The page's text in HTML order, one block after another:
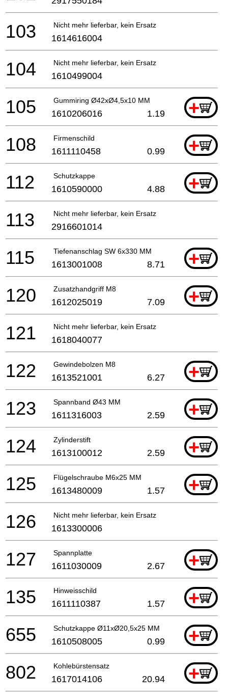
Nicht mehr lieferbar, kein Ersatz
103 1614616004
Nicht mehr lieferbar, kein Ersatz
104 1610499004
Gummiring Ø42xØ4,5x10 MM +
105 1610206016 1.19
Firmenschild +
108 1611110458 0.99
Schutzkappe +
112 1610590000 4.88
Nicht mehr lieferbar, kein Ersatz
113 2916601014
Tiefenanschlag SW 6x330 MM +
115 1613001008 8.71
Zusatzhandgriff M8 +
120 1612025019 7.09
Nicht mehr lieferbar, kein Ersatz
121 1618040077
Gewindebolzen M8 +
122 1613521001 6.27
Spannband Ø43 MM +
123 1611316003 2.59
Zylinderstift +
124 1613100012 2.59
Flügelschraube M6x25 MM +
125 1613480009 1.57
Nicht mehr lieferbar, kein Ersatz
126 1613300006
Spannplatte +
127 1611030009 2.67
Hinweisschild +
135 1611110387 1.57
Schutzkappe Ø11xØ20,5x25 MM +
655 1610508005 0.99
Kohlebürstensatz +
802 1617014106 20.94